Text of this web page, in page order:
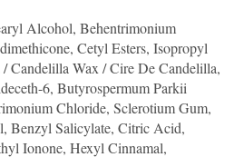
Alcohol, Behentrimonium
Cetyl Esters, Isopropyl
Candelilla Wax / Cire De Candelilla,
6, Butyrospermum Parkii
Chloride, Sclerotium Gum,
Benzyl Salicylate, Citric Acid,
Ionone, Hexyl Cinnamal,